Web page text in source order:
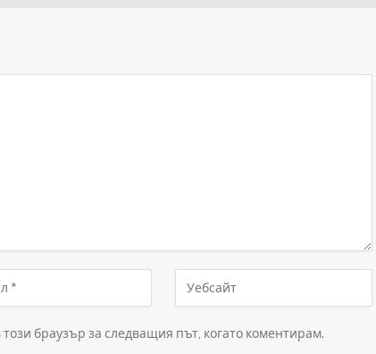
браузър за следващия път, когато коментирам.